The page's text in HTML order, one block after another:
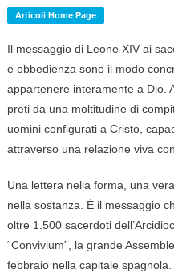
Articoli Home Page
Il messaggio di Leone XIV ai
e obbedienza sono il modo
appartenere interamente a Dio.
preti da una moltitudine di
uomini configurati a Cristo,
attraverso una relazione viva
Una lettera nella forma, una
nella sostanza. È il messaggio
oltre 1.500 sacerdoti
“Convivium”, la grande
febbraio nella capitale